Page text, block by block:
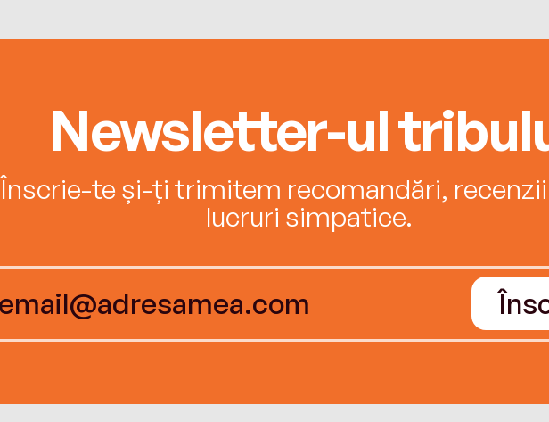
Newsletter-ul
Înscrie-te și-ți trimitem recomandări,
lucruri simpatice.